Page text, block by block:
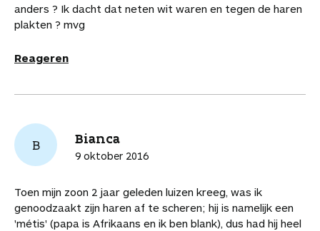
anders ? Ik dacht dat neten wit waren en tegen de haren
plakten ? mvg
Reageren
B Bianca
9 oktober 2016
Toen mijn zoon 2 jaar geleden luizen kreeg, was ik
genoodzaakt zijn haren af te scheren; hij is namelijk een
'métis' (papa is Afrikaans en ik ben blank), dus had hij heel